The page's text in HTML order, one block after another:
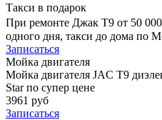
Такси в подарок
При ремонте Джак Т9 от 50
одного дня, такси до дома по
Записаться
Мойка двигателя
Мойка двигателя JAC T9
Star по супер цене
3961 руб
Записаться